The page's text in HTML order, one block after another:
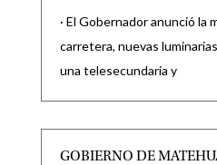
· El Gobernador anunció la
carretera, nuevas
una telesecundaria y
GOBIERNO DE